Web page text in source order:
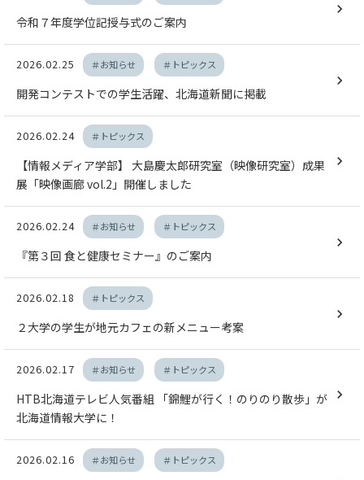
令和７年度学位記授与式のご案内
2026.02.25 ＃お知らせ ＃トピックス
開発コンテストでの学生活躍、北海道新聞に掲載
2026.02.24 ＃トピックス
【情報メディア学部】 大島慶太郎研究室（映像研究室）成果
展「映像画廊 vol.2」開催しました
2026.02.24 ＃お知らせ ＃トピックス
『第３回 食と健康セミナー』のご案内
2026.02.18 ＃トピックス
２大学の学生が地元カフェの新メニュー考案
2026.02.17 ＃お知らせ ＃トピックス
HTB北海道テレビ人気番組 「錦鯉が行く！のりのり散歩」が
北海道情報大学に！
2026.02.16 ＃お知らせ ＃トピックス